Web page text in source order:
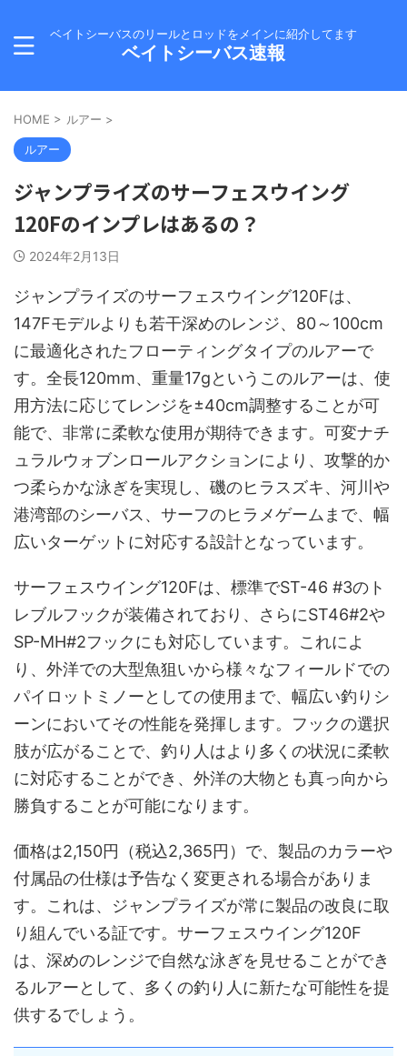
ベイトシーバスのリールとロッドをメインに紹介してます
ベイトシーバス速報
HOME > ルアー >
ルアー
ジャンプライズのサーフェスウイング
120Fのインプレはあるの？
2024年2月13日
ジャンプライズのサーフェスウイング120Fは、
147Fモデルよりも若干深めのレンジ、80～100cm
に最適化されたフローティングタイプのルアーで
す。全長120mm、重量17gというこのルアーは、使
用方法に応じてレンジを±40cm調整することが可
能で、非常に柔軟な使用が期待できます。可変ナチ
ュラルウォブンロールアクションにより、攻撃的か
つ柔らかな泳ぎを実現し、磯のヒラスズキ、河川や
港湾部のシーバス、サーフのヒラメゲームまで、幅
広いターゲットに対応する設計となっています。
サーフェスウイング120Fは、標準でST-46 #3のト
レブルフックが装備されており、さらにST46#2や
SP-MH#2フックにも対応しています。これによ
り、外洋での大型魚狙いから様々なフィールドでの
パイロットミノーとしての使用まで、幅広い釣りシ
ーンにおいてその性能を発揮します。フックの選択
肢が広がることで、釣り人はより多くの状況に柔軟
に対応することができ、外洋の大物とも真っ向から
勝負することが可能になります。
価格は2,150円（税込2,365円）で、製品のカラーや
付属品の仕様は予告なく変更される場合がありま
す。これは、ジャンプライズが常に製品の改良に取
り組んでいる証です。サーフェスウイング120F
は、深めのレンジで自然な泳ぎを見せることができ
るルアーとして、多くの釣り人に新たな可能性を提
供するでしょう。